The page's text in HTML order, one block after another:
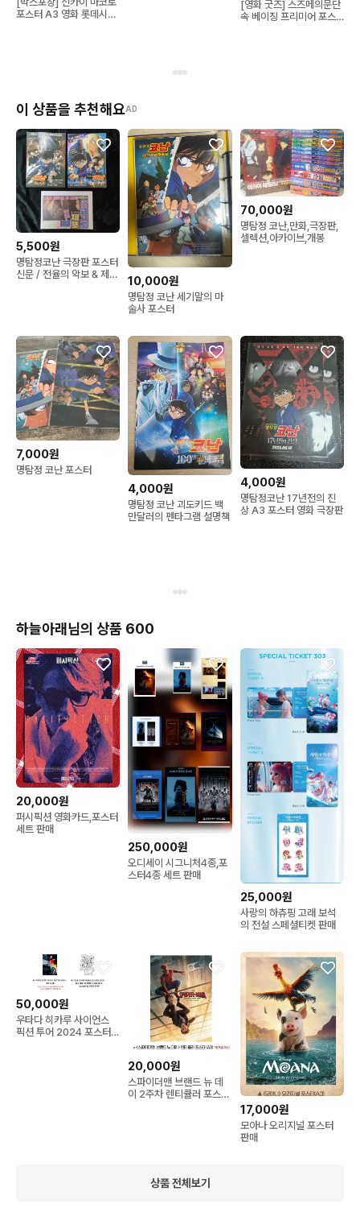
포스터 A3 영화 롯데시네
[영화 굿즈] 스즈메의문단
속 베이징 프리미어 포스
이 상품을 추천해요AD
5,500원
명탐정코난 극장판 포스터
신문 / 전율의 악보 & 제로
10,000원
명탐정 코난 세기말의 마
술사 포스터
70,000원
명탐정 코난,만화,극장판,
셀렉션,아카이브,개봉
7,000원
명탐정 코난 포스터
4,000원
명탐정 코난 괴도키드 백
만달러의 펜타그램 설명책
4,000원
명탐정코난 17년전의 진
상 A3 포스터 영화 극장판
하늘아래님의 상품 600
20,000원
퍼시픽션 영화카드,포스터
세트 판매
250,000원
오디세이 시그니처4종,포
스터4종 세트 판매
25,000원
사랑의 하츄핑 고래 보석
의 전설 스페셜티켓 판매
50,000원
우타다 히카루 사이언스
픽션 투어 2024 포스터2
20,000원
스파이더맨 브랜드 뉴 데
이 2주차 렌티큘러 포스
17,000원
모아나 오리지널 포스터
판매
상품 전체보기